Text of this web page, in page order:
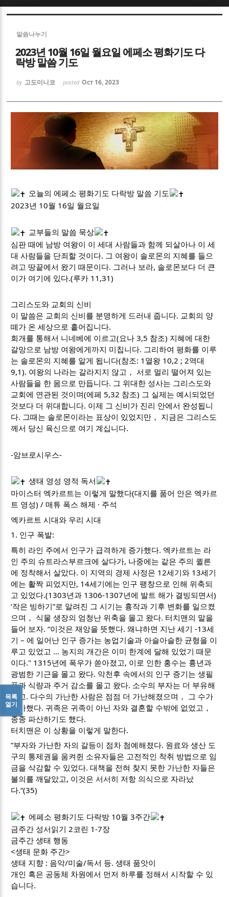
말씀나누기
2023년 10월 16일 월요일 에페소 평화기도 다
락방 말씀 기도
by 고도미니코 posted Oct 16, 2023
오늘의 에페소 평화기도 다락방 말씀 기도
2023년 10월 16일 월요일
교부들의 말씀 묵상
심판 때에 남방 여왕이 이 세대 사람들과 함께 되살아나 이 세
대 사람들을 단죄할 것이다. 그 여왕이 솔로몬의 지혜를 들으
려고 땅끝에서 왔기 때문이다. 그러나 보라, 솔로몬보다 더 큰
이가 여기에 있다.(루카 11,31)
그리스도와 교회의 신비
이 말씀은 교회의 신비를 분명하게 드러내 줍니다. 교회의 양
떼가 온 세상으로 흩어집니다.
회개를 통해서 니네베에 이르고(요나 3,5 참조) 지혜에 대한
갈망으로 남방 여왕에게까지 미칩니다. 그리하여 평화를 이루
는 솔로몬의 지혜를 알게 됩니다(참조: 1열왕 10,2 ; 2역대
9,1). 여왕의 나라는 갈라지지 않고， 서로 멀리 떨어져 있는
사람들을 한 몸으로 만듭니다. 그 위대한 성사는 그리스도와
교회에 연관된 것이며(에페 5,32 참조) 그 실제는 예시되었던
것보다 더 위대합니다. 이제 그 신비가 진리 안에서 완성됩니
다. 그때는 솔로몬이라는 표상이 있었지만， 지금은 그리스도
께서 당신 육신으로 여기 계십니다.
-암브로시우스-
생태 영성 영적 독서
마이스터 엑카르트는 이렇게 말했다(대지를 품어 안은 엑카르
트 영성) / 매튜 폭스 해제 · 주석
엑카르트 시대와 우리 시대
1. 인구 폭발:
특히 라인 주에서 인구가 급격하게 증가했다. 엑카르트는 라
인 주의 슈트라스부르크에 살다가, 나중에는 같은 주의 퀼른
에 정착해서 살았다. 이 지역의 경제 사정은 12세기와 13세기
에는 활짝 피었지만, 14세기에는 인구 팽창으로 인해 위축되
고 있었다.(1303년과 1306-1307년에 발트 해가 결빙되면서)
‘작은 빙하기”로 알려진 그 시기는 흉작과 기후 변화를 일으켰
으며， 식물 생장의 엄청난 위축을 몰고 왔다. 터치맨의 말을
들어 보자. “이것은 재앙을 뜻했다. 왜냐하면 지난 세기 -13세
기 – 에 일어난 인구 증가는 농업기술과 아슬아슬한 균형을 이
루고 있었고 ... 농지의 개간은 이미 한계에 달해 있었기 때문
이다." 1315년에 폭우가 쏟아졌고, 이로 인한 홍수는 흉년과
광범한 기근을 몰고 왔다. 악천후 속에서의 인구 증기는 생필
품과 식량과 주거 감소를 몰고 왔다. 소수의 부자는 더 부유해
지고. 다수의 가난한 사람은 점점 더 가난해졌으며， 그 수가
증가했다. 귀족은 귀족이 아닌 자와 결혼할 수밖에 없었고，
종종 파산하기도 했다.
터치맨은 이 상황을 이렇게 말한다.
”부자와 가난한 자의 갈등이 점차 첨예해졌다. 원료와 생산 도
구의 통제권을 움켜쥔 소유자들은 고전적인 착취 방법으로 임
금을 삭감할 수 있었다. 대책을 전혀 찾지 못한 가난한 자들은
불의를 깨달았고, 이것은 서서히 저항 의식으로 자라났
다.“(35)
에페소 평화기도 다락방 10월 3주간
금주간 성서읽기 2코린 1-7장
금주간 생태 행동
<생태 문화 주간>
생태 지향 : 음악/미술/독서 등. 생태 품앗이
개인 혹은 공동체 차원에서 먼저 하루를 정해서 시작할 수 있
습니다.
목록
열기
Sketchbook5, 스케치북5
Sketchbook5, 스케치북5
Sketchbook5, 스케치북5
Sketchbook5, 스케치북5